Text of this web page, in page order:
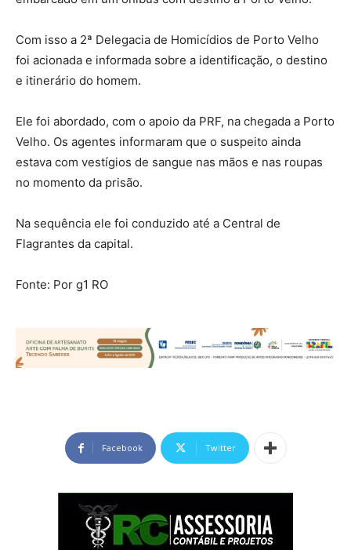
Com isso a 2ª Delegacia de Homicídios de Porto Velho
foi acionada e informada sobre a identificação, o destino
e itinerário do homem.
Ele foi abordado, com o apoio da PRF, na chegada a Porto
Velho. Os agentes informaram que o suspeito ainda
estava com vestígios de sangue nas mãos e nas roupas
no momento da prisão.
Na sequência ele foi conduzido até a Central de
Flagrantes da capital.
Fonte: Por g1 RO
Facebook Twitter